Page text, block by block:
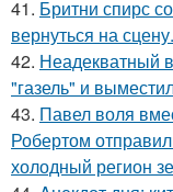
41. Бритни спирс
вернуться на сцену.
42. Неадекватный
"газель" и
43. Павел воля
Робертом
холодный регион